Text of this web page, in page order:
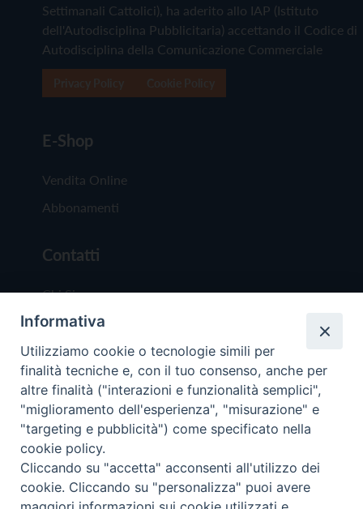
Settimanali Cattolici), ha aderito allo IAP (Istituto
dell'Autodisciplina Pubblicitaria) accettando il Codice di
Autodisciplina della Comunicazione Commerciale
E-Shop
Vendita Online
Abbonamenti
Contatti
Chi Siamo
Redazione
Scrivici
Copyright © 2019 - Tutti i diritti riservati - Vita
Trentina Editrice
Informativa
Utilizziamo cookie o tecnologie simili per
finalità tecniche e, con il tuo consenso, anche per
altre finalità ("interazioni e funzionalità semplici",
"miglioramento dell'esperienza", "misurazione" e
"targeting e pubblicità") come specificato nella
cookie policy.
Cliccando su "accetta" acconsenti all'utilizzo dei
cookie. Cliccando su "personalizza" puoi avere